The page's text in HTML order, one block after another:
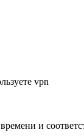
vpn
и